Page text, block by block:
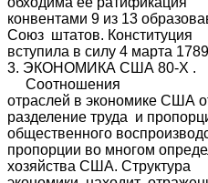
конвентами 9 из 13
Союз штатов. Конституция
вступила в силу 4 марта
3. ЭКОНОМИКА США 80-Х .
Соотношения
отраслей в экономике США
разде­ление труда и
общественного
пропорции во многом
хозяйства США. Струк­тура